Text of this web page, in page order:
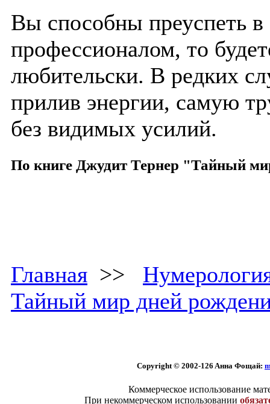
Вы способны преуспеть в
профессионалом, то
любительски. В редких
прилив энергии, самую
без видимых усилий.
По книге Джудит Тернер "Тайный
Главная >>
Тайный мир дней
Copyright © 2002-126 Aннa Фoщaй:
Коммерческое использование
При некоммерческом использовании